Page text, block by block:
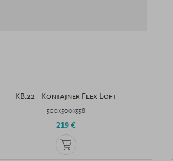
KB.22 - Kontajner Flex Loft
500x500x558
219 €